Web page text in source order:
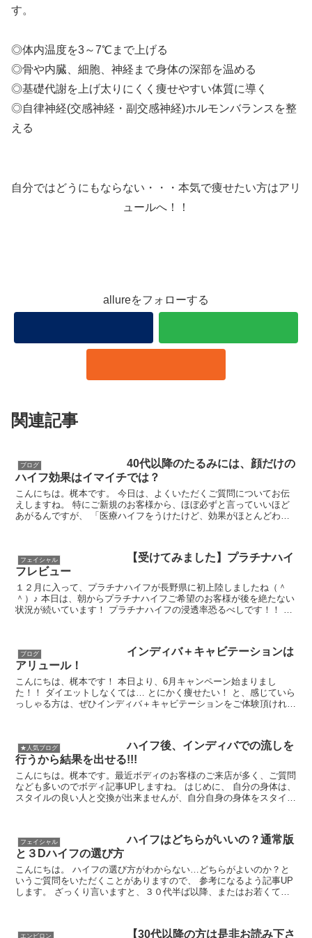
す。
◎体内温度を3～7℃まで上げる
◎骨や内臓、細胞、神経まで身体の深部を温める
◎基礎代謝を上げ太りにくく痩せやすい体質に導く
◎自律神経(交感神経・副交感神経)ホルモンバランスを整
える
自分ではどうにもならない・・・本気で痩せたい方はアリ
ュールへ！！
allureをフォローする
関連記事
ブログ
40代以降のたるみには、顔だけの
ハイフ効果はイマイチでは？
こんにちは。梶本です。 今日は、よくいただくご質問についてお伝
えしますね。 特にご新規のお客様から、ほぼ必ずと言っていいほど
あがるんですが、 「医療ハイフをうけたけど、効果がほとんどわか
フェイシャル
【受けてみました】プラチナハイ
フレビュー
１２月に入って、プラチナハイフが長野県に初上陸しましたね（＾
＾）♪ 本日は、朝からプラチナハイフご希望のお客様が後を絶たない
状況が続いています！ プラチナハイフの浸透率恐るべしです！！ 僭
ブログ
インディバ＋キャビテーションは
アリュール！
こんにちは、梶本です！ 本日より、6月キャンペーン始まりまし
た！！ ダイエットしなくては… とにかく痩せたい！ と、感じていら
っしゃる方は、ぜひインディバ＋キャビテーションをご体験頂ければ
★人気ブログ
ハイフ後、インディバでの流しを
行うから結果を出せる!!!
こんにちは。梶本です。最近ボディのお客様のご来店が多く、ご質問
なども多いのでボディ記事UPしますね。 はじめに、 自分の身体は、
スタイルの良い人と交換が出来ませんが、自分自身の身体をスタイル
フェイシャル
ハイフはどちらがいいの？通常版
と３Dハイフの選び方
こんにちは。 ハイフの選び方がわからない…どちらがよいのか？と
いうご質問をいただくことがありますので、 参考になるよう記事UP
します。 ざっくり言いますと、３０代半ば以降、またはお若くても
エンビロン
【30代以降の方は是非お読み下さ